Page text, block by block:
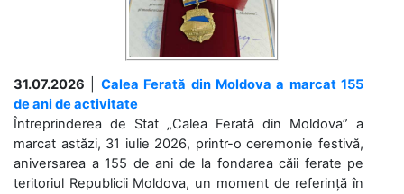
31.07.2026
Calea Ferată din Moldova a marcat 155
de ani de activitate
Întreprinderea de Stat „Calea Ferată din Moldova” a
marcat astăzi, 31 iulie 2026, printr-o ceremonie festivă,
aniversarea a 155 de ani de la fondarea căii ferate pe
teritoriul Republicii Moldova, un moment de referință în